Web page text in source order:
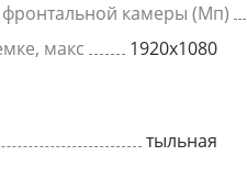
фронтальной камеры (Мп)
макс
1920x1080
тыльная